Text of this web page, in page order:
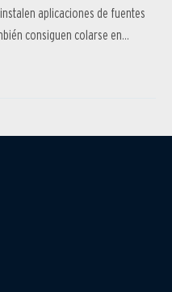
aplicaciones de fuentes
consiguen colarse en...